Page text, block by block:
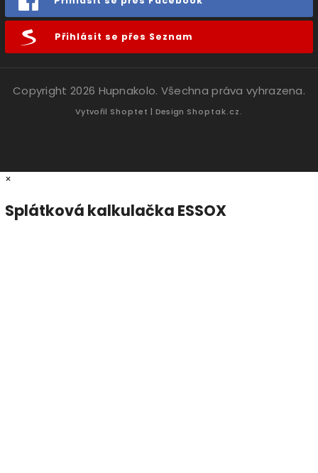
Přihlásit se přes Seznam
Copyright 2026 Hupnakolo. Všechna práva vyhrazena.
Vytvořil Shoptet | Design Shoptak.cz.
×
Splátková kalkulačka ESSOX